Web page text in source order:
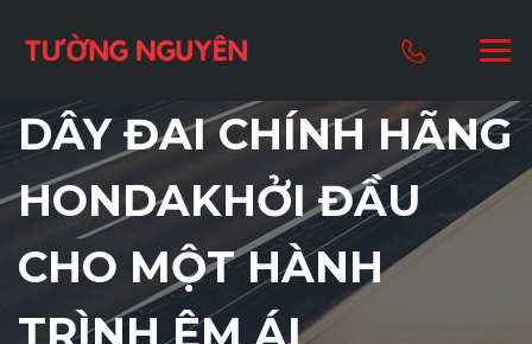
DÂY ĐAI CHÍNH HÃNG
HONDAKHỞI ĐẦU
CHO MỘT HÀNH
TRÌNH ÊM ÁI